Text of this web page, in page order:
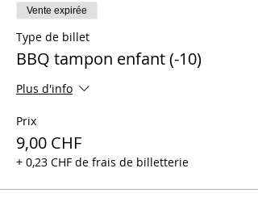
Vente expirée
Type de billet
BBQ tampon enfant (-10)
Plus d'info
Prix
9,00 CHF
+ 0,23 CHF de frais de billetterie